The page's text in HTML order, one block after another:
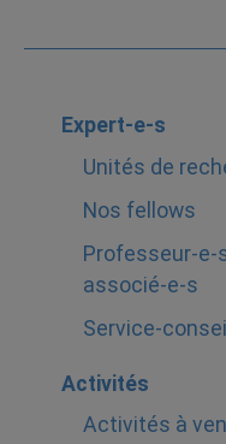
Expert-e-s
Unités de
Nos fellows
Professeur-e-
associé-e-s
Service-conseil
Activités
Activités à